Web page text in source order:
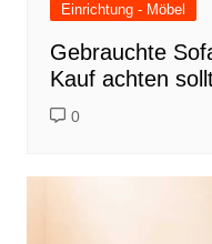
Einrichtung - Möbel
Gebrauchte
Kauf achten
0